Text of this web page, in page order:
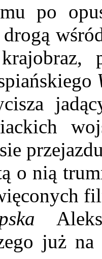
po
drogą
o nią
już na